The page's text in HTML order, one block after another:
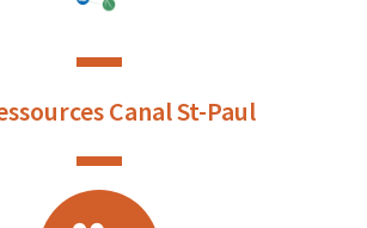
Canal St-Paul